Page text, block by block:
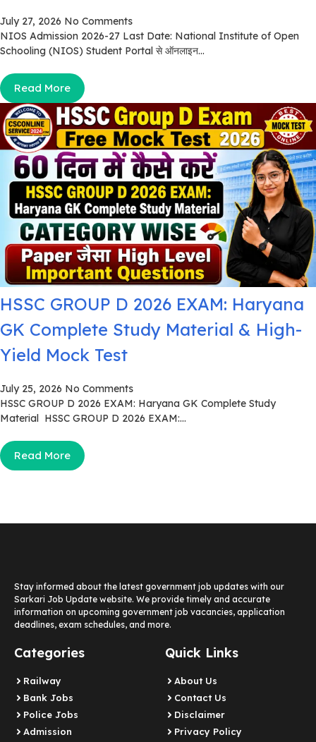
July 27, 2026 No Comments
NIOS Admission 2026-27 Last Date: National Institute of Open
Schooling (NIOS) Student Portal से ऑनलाइन...
Read More
HSSC GROUP D 2026 EXAM: Haryana
GK Complete Study Material & High-
Yield Mock Test
July 25, 2026 No Comments
HSSC GROUP D 2026 EXAM: Haryana GK Complete Study
Material HSSC GROUP D 2026 EXAM:...
Read More
Stay informed about the latest government job updates with our
Sarkari Job Update website. We provide timely and accurate
information on upcoming government job vacancies, application
deadlines, exam schedules, and more.
Categories
Railway
Bank Jobs
Police Jobs
Admission
Quick Links
About Us
Contact Us
Disclaimer
Privacy Policy